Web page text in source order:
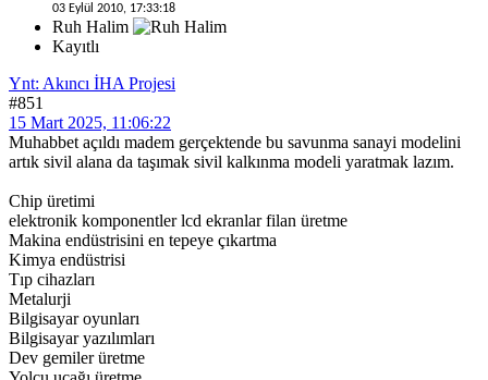
03 Eylül 2010, 17:33:18
Ruh Halim
Kayıtlı
Ynt: Akıncı İHA Projesi
#851
15 Mart 2025, 11:06:22
Muhabbet açıldı madem gerçektende bu savunma sanayi modelini
artık sivil alana da taşımak sivil kalkınma modeli yaratmak lazım.
Chip üretimi
elektronik komponentler lcd ekranlar filan üretme
Makina endüstrisini en tepeye çıkartma
Kimya endüstrisi
Tıp cihazları
Metalurji
Bilgisayar oyunları
Bilgisayar yazılımları
Dev gemiler üretme